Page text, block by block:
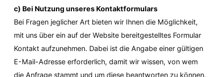
c) Bei Nutzung unseres Kontaktformulars
Bei Fragen jeglicher Art bieten wir Ihnen die Möglichkeit,
mit uns über ein auf der Website bereitgestelltes Formular
Kontakt aufzunehmen. Dabei ist die Angabe einer gültigen
E-Mail-Adresse erforderlich, damit wir wissen, von wem
die Anfrage stammt und um diese beantworten zu können.